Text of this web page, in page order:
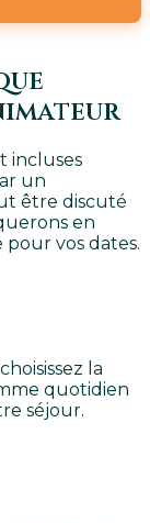
incluses
un
être discuté
en
vos dates.
la
quotidien
séjour.